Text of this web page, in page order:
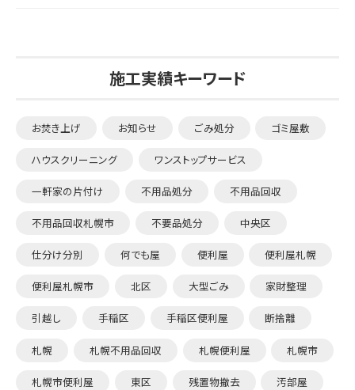
施工実績キーワード
お焚き上げ お知らせ ごみ処分 ゴミ屋敷
ハウスクリーニング ワンストップサービス
一軒家の片付け 不用品処分 不用品回収
不用品回収札幌市 不要品処分 中央区
仕分け分別 何でも屋 便利屋 便利屋札幌
便利屋札幌市 北区 大型ごみ 家財整理
引越し 手稲区 手稲区便利屋 断捨離
札幌 札幌不用品回収 札幌便利屋 札幌市
札幌市便利屋 東区 残置物撤去 汚部屋